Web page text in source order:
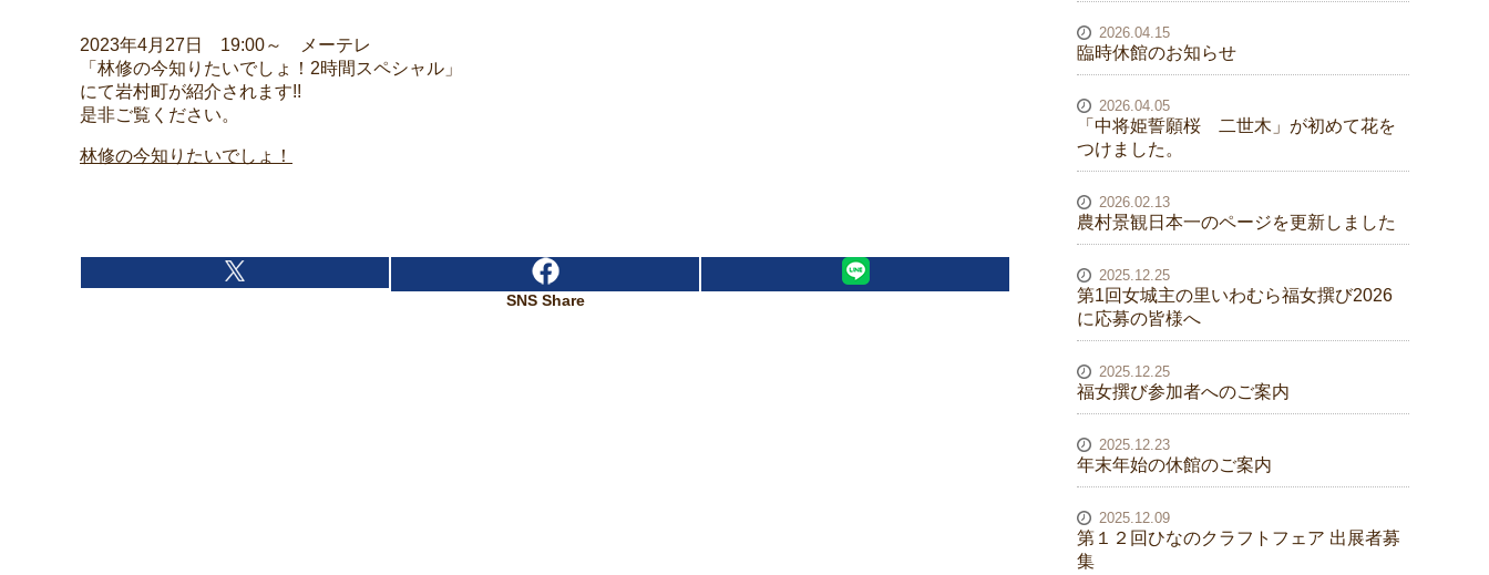
2023年4月27日 19:00～ メーテレ
「林修の今知りたいでしょ！2時間スペシャル」
にて岩村町が紹介されます!!
是非ご覧ください。
林修の今知りたいでしょ！
SNS Share
2026.04.15
臨時休館のお知らせ
2026.04.05
「中将姫誓願桜 二世木」が初めて花を
つけました。
2026.02.13
農村景観日本一のページを更新しました
2025.12.25
第1回女城主の里いわむら福女撰び2026
に応募の皆様へ
2025.12.25
福女撰び参加者へのご案内
2025.12.23
年末年始の休館のご案内
2025.12.09
第１２回ひなのクラフトフェア 出展者募
集